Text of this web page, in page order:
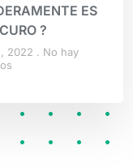
ES
?
2022
No hay